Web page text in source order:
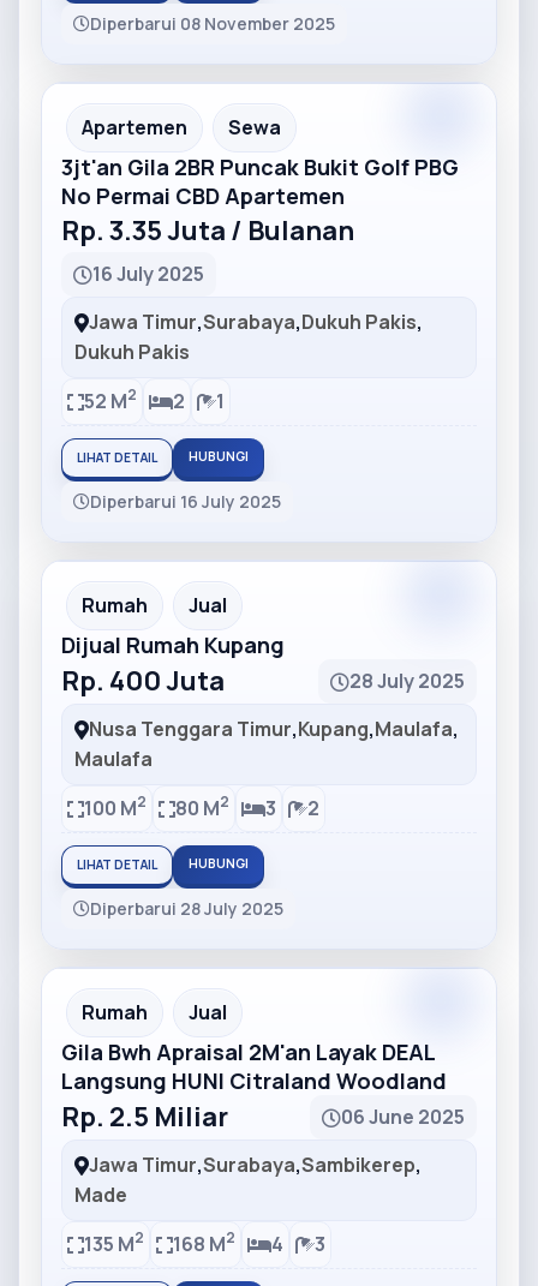
Diperbarui 08 November 2025
Partner Ad
Apartemen Sewa
3jt'an Gila 2BR Puncak Bukit Golf PBG
No Permai CBD Apartemen
Rp. 3.35 Juta / Bulanan
16 July 2025
Jawa Timur,Surabaya,Dukuh Pakis,
Dukuh Pakis
52 M2 2 1
LIHAT DETAIL HUBUNGI
Diperbarui 16 July 2025
Partner Ad
Rumah Jual
Dijual Rumah Kupang
Rp. 400 Juta
28 July 2025
Nusa Tenggara Timur,Kupang,Maulafa,
Maulafa
100 M2 80 M2 3 2
LIHAT DETAIL HUBUNGI
Diperbarui 28 July 2025
Partner Ad
Rumah Jual
Gila Bwh Apraisal 2M'an Layak DEAL
Langsung HUNI Citraland Woodland
Rp. 2.5 Miliar
06 June 2025
Jawa Timur,Surabaya,Sambikerep,
Made
135 M2 168 M2 4 3